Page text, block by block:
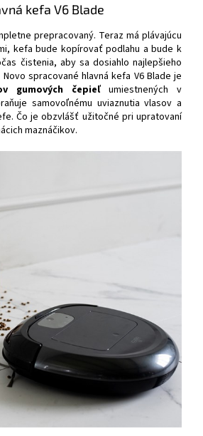
kefa V6 Blade
prepracovaný. Teraz má plávajúcu
kefa bude kopírovať podlahu a bude k
čistenia, aby sa dosiahlo najlepšieho
spracované hlavná kefa V6 Blade je
gumových čepieľumiestnených v
samovoľnému uviaznutia vlasov a
Čo je obzvlášť užitočné pri upratovaní
maznáčikov.